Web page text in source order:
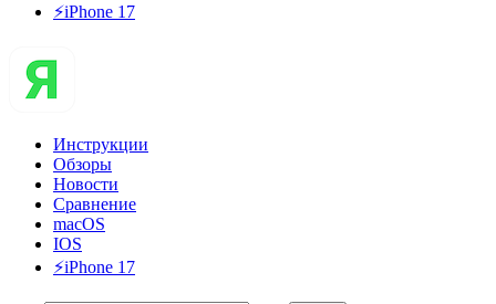
⚡️iPhone 17
Инструкции
Обзоры
Новости
Сравнение
macOS
IOS
⚡️iPhone 17